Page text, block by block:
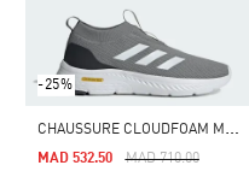
-25%
C
HAUSSURE CLOUDFOAM MOVE SOCK
Price Reduced From
MAD 710.00To
MAD 532.50